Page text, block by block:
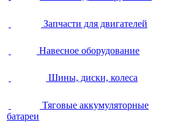
Запчасти для двигателей
Навесное оборудование
Шины, диски, колеса
Тяговые аккумуляторные
батареи